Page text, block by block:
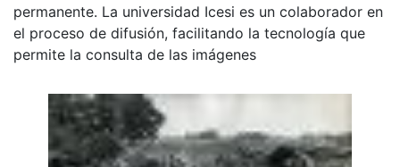
permanente. La universidad Icesi es un colaborador en
el proceso de difusión, facilitando la tecnología que
permite la consulta de las imágenes